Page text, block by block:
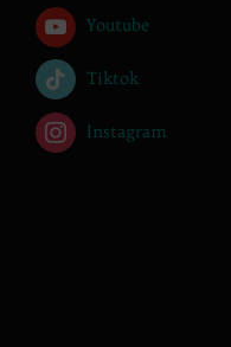
Youtube
Tiktok
Instagram